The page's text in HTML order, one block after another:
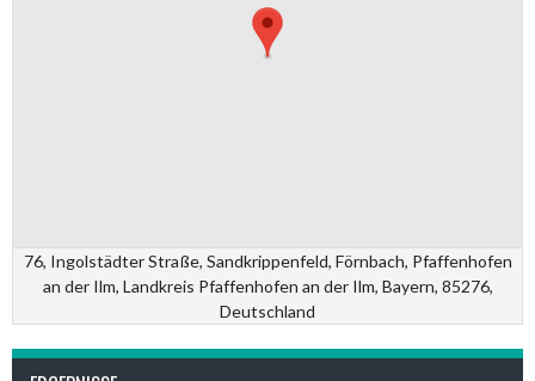
76, Ingolstädter Straße, Sandkrippenfeld, Förnbach, Pfaffenhofen
an der Ilm, Landkreis Pfaffenhofen an der Ilm, Bayern, 85276,
Deutschland